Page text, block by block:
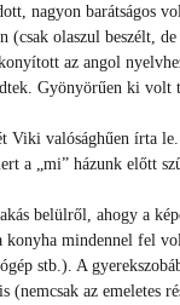
nagyon barátságos
(csak olaszul beszélt,
az angol
Gyönyörűen ki volt
Viki valósághűen írta
a „mi” házunk előtt
belülről, ahogy a
mindennel fel
stb.). A
(nemcsak az emeletes